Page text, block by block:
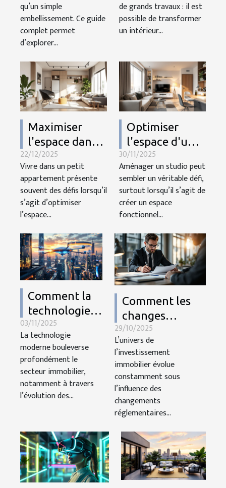
maison
qu’un simple
embellissement. Ce guide
complet permet
d’explorer...
de grands travaux : il est
possible de transformer
un intérieur...
Maximiser
l'espace dans
un petit
appartement :
stratégies et
astuces
22/12/2025
Vivre dans un petit
appartement présente
souvent des défis lorsqu’il
s’agit d’optimiser
l’espace...
Optimiser
l'espace d'un
studio :
conseils pour
un
aménagement
multifonction
30/11/2025
Aménager un studio peut
sembler un véritable défi,
surtout lorsqu’il s’agit de
créer un espace
fonctionnel...
Comment la
technologie
moderne
transforme-t-
elle les
estimations
immobilières ?
03/11/2025
La technologie
moderne bouleverse
profondément le
secteur immobilier,
notamment à travers
l’évolution des...
Comment les
changes
réglementaires
pourraient
impacter les
investissements
immobiliers ?
29/10/2025
L’univers de
l’investissement
immobilier évolue
constamment sous
l’influence des
changements
réglementaires...